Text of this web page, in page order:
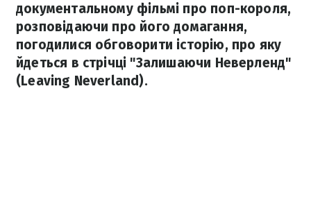
документальному фільмі про поп-короля,
розповідаючи про його домагання,
погодилися обговорити історію, про яку
йдеться в стрічці "Залишаючи Неверленд"
(Leaving Neverland).